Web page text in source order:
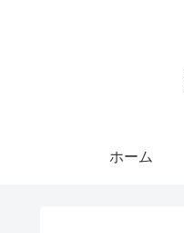
ホーム